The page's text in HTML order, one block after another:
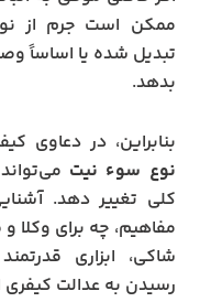
ممکن است جرم از
تبدیل شده یا اساساً
بدهد.
بنابراین، در دعاوی
نوع سوء نیت
کلی تغییر دهد.
مفاهیم، چه برای وکلا
شاکی، ابزاری
رسیدن به عدالت